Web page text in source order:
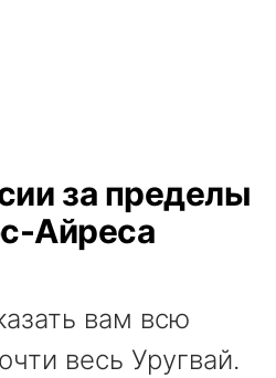
за пределы
Айреса
вам всю
весь Уругвай.